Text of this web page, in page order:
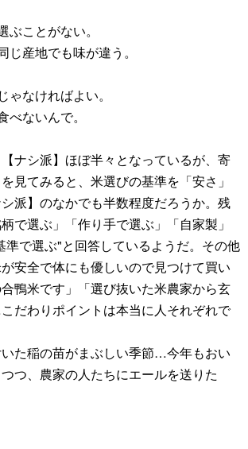
ことがない。
産地でも味が違う。
なければよい。
ないんで。
ナシ派】ほぼ半々となっているが、寄
見てみると、米選びの基準を「安さ」
派】のなかでも半数程度だろうか。残
で選ぶ」「作り手で選ぶ」「自家製」
準で選ぶ"と回答しているようだ。その他
安全で体にも優しいので見つけて買い
鴨米です」「選び抜いた米農家から玄
だわりポイントは本当に人それぞれで
た稲の苗がまぶしい季節…今年もおい
つ、農家の人たちにエールを送りた